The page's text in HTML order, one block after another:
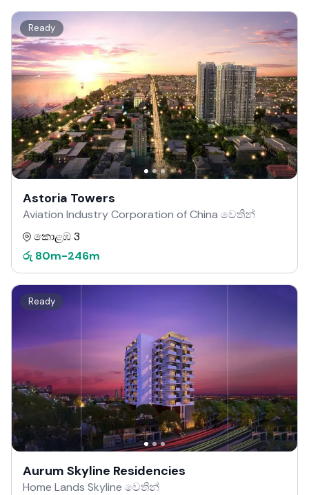
Ready
Astoria Towers
Aviation Industry Corporation of China වෙතින්
කොළඹ 3
රු 80m-246m
Ready
Aurum Skyline Residencies
Home Lands Skyline වෙතින්